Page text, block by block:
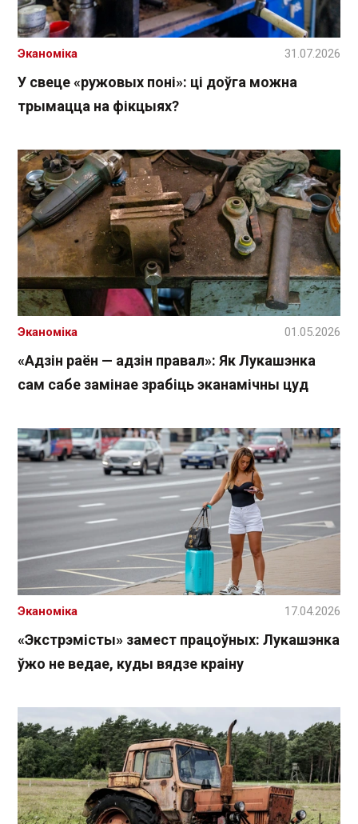
У свеце «ружовых поні»: ці доўга можна
трымацца на фікцыях?
Эканоміка 31.07.2026
«Адзін раён — адзін правал»: Як Лукашэнка
сам сабе замінае зрабіць эканамічны цуд
Эканоміка 01.05.2026
«Экстрэмісты» замест працоўных: Лукашэнка
ўжо не ведае, куды вядзе краіну
Эканоміка 17.04.2026